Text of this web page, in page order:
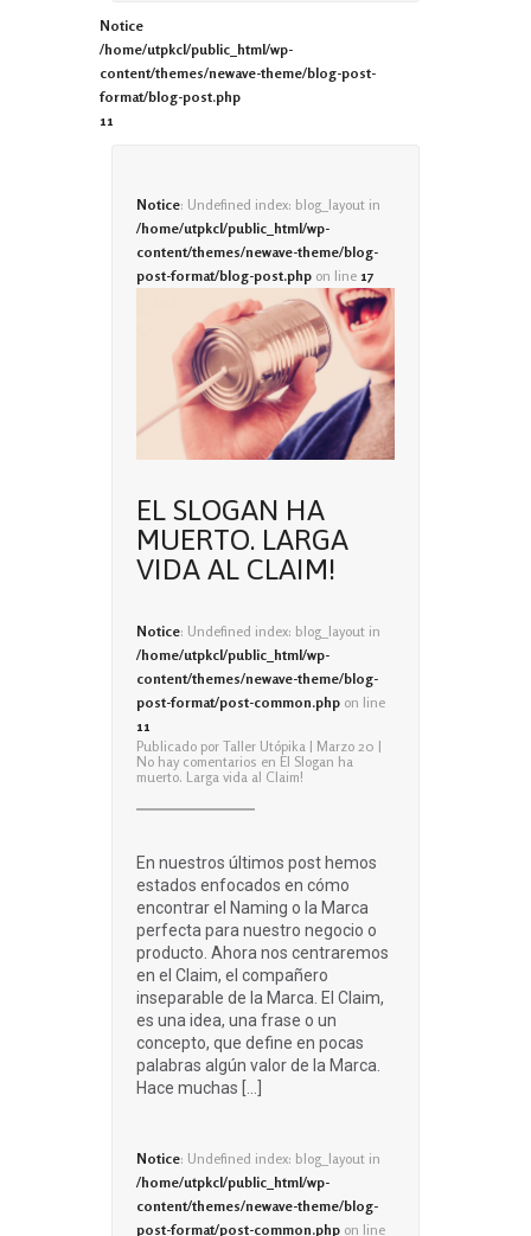
Notice
/home/utpkcl/public_html/wp-
content/themes/newave-theme/blog-post-
format/blog-post.php
11
Notice: Undefined index: blog_layout in
/home/utpkcl/public_html/wp-
content/themes/newave-theme/blog-
post-format/blog-post.php on line 17
EL SLOGAN HA
MUERTO. LARGA
VIDA AL CLAIM!
Notice: Undefined index: blog_layout in
/home/utpkcl/public_html/wp-
content/themes/newave-theme/blog-
post-format/post-common.php on line
11
Publicado por Taller Utópika | Marzo 20 |
No hay comentarios en El Slogan ha
muerto. Larga vida al Claim!
En nuestros últimos post hemos
estados enfocados en cómo
encontrar el Naming o la Marca
perfecta para nuestro negocio o
producto. Ahora nos centraremos
en el Claim, el compañero
inseparable de la Marca. El Claim,
es una idea, una frase o un
concepto, que define en pocas
palabras algún valor de la Marca.
Hace muchas […]
Notice: Undefined index: blog_layout in
/home/utpkcl/public_html/wp-
content/themes/newave-theme/blog-
post-format/post-common.php on line